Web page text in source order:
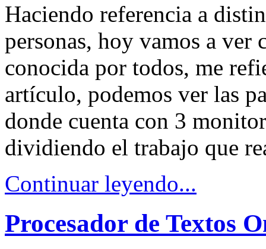
Haciendo referencia a
personas, hoy vamos a ver
conocida por todos, me
artículo, podemos ver las
donde cuenta con 3
dividiendo el trabajo que
Continuar leyendo...
Procesador de Textos